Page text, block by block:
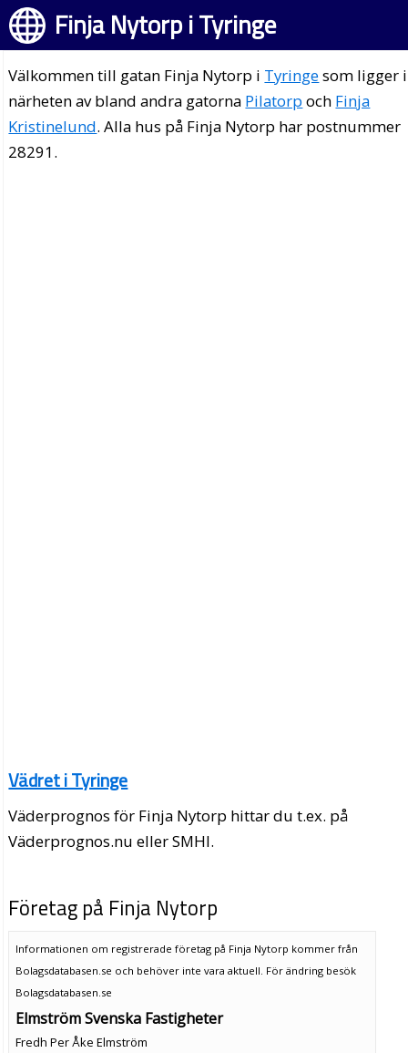
Finja Nytorp i Tyringe
Välkommen till gatan Finja Nytorp i Tyringesom ligger i
närheten av bland andra gatorna Pilatorp och Finja
Kristinelund. Alla hus på Finja Nytorp har postnummer
28291.
Vädret i Tyringe
Väderprognos för Finja Nytorp hittar du t.ex. på
Väderprognos.nu eller SMHI.
Företag på Finja Nytorp
Informationen om registrerade företag på Finja Nytorp kommer från
Bolagsdatabasen.se och behöver inte vara aktuell. För ändring besök
Bolagsdatabasen.se
Elmström Svenska Fastigheter
Fredh Per Åke Elmström